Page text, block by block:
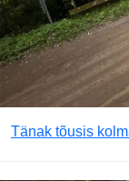
Tänak tõusis